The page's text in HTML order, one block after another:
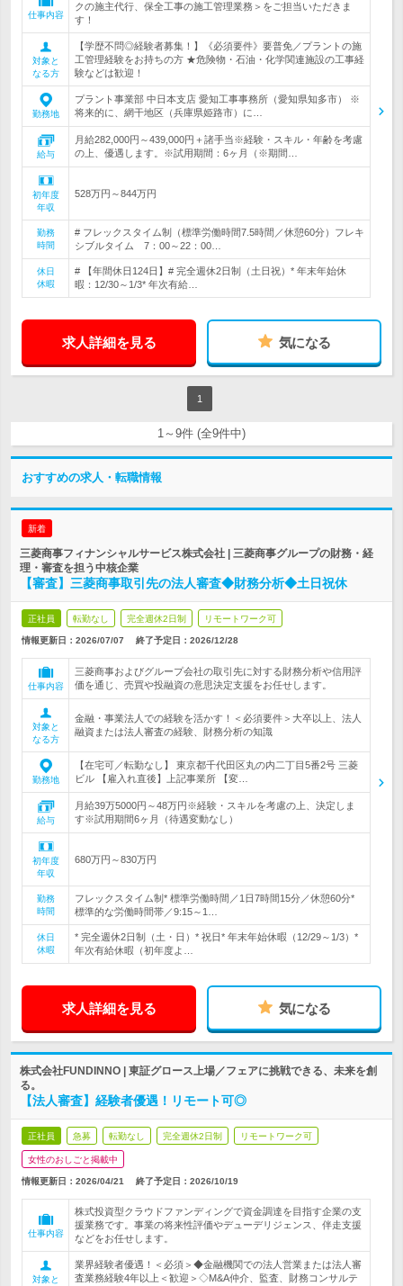
仕事内容
クの施主代行、保全工事の施工管理業務＞をご担当いただきま
す！
対象と
なる方
【学歴不問◎経験者募集！】《必須要件》要普免／プラントの施
工管理経験をお持ちの方 ★危険物・石油・化学関連施設の工事経
験などは歓迎！
勤務地
プラント事業部 中日本支店 愛知工事事務所（愛知県知多市） ※
将来的に、網干地区（兵庫県姫路市）に…
給与
月給282,000円～439,000円＋諸手当※経験・スキル・年齢を考慮
の上、優遇します。※試用期間：6ヶ月（※期間…
初年度
年収
528万円～844万円
勤務
時間
# フレックスタイム制（標準労働時間7.5時間／休憩60分）フレキ
シブルタイム 7：00～22：00…
休日
休暇
# 【年間休日124日】# 完全週休2日制（土日祝）* 年末年始休
暇：12/30～1/3* 年次有給…
求人詳細を見る 気になる
1
1～9件 (全9件中)
おすすめの求人・転職情報
新着
三菱商事フィナンシャルサービス株式会社 | 三菱商事グループの財務・経
理・審査を担う中核企業
【審査】三菱商事取引先の法人審査◆財務分析◆土日祝休
正社員 転勤なし 完全週休2日制 リモートワーク可
情報更新日：2026/07/07 終了予定日： 2026/12/28
仕事内容
三菱商事およびグループ会社の取引先に対する財務分析や信用評
価を通じ、売買や投融資の意思決定支援をお任せします。
対象と
なる方
金融・事業法人での経験を活かす！＜必須要件＞大卒以上、法人
融資または法人審査の経験、財務分析の知識
勤務地
【在宅可／転勤なし】 東京都千代田区丸の内二丁目5番2号 三菱
ビル 【雇入れ直後】上記事業所 【変…
給与
月給39万5000円～48万円※経験・スキルを考慮の上、決定しま
す※試用期間6ヶ月（待遇変動なし）
初年度
年収
680万円～830万円
勤務
時間
フレックスタイム制* 標準労働時間／1日7時間15分／休憩60分*
標準的な労働時間帯／9:15～1…
休日
休暇
* 完全週休2日制（土・日）* 祝日* 年末年始休暇（12/29～1/3）*
年次有給休暇（初年度よ…
求人詳細を見る 気になる
株式会社FUNDINNO | 東証グロース上場／フェアに挑戦できる、未来を創
る。
【法人審査】経験者優遇！リモート可◎
正社員 急募 転勤なし 完全週休2日制 リモートワーク可
女性のおしごと掲載中
情報更新日：2026/04/21 終了予定日： 2026/10/19
仕事内容
株式投資型クラウドファンディングで資金調達を目指す企業の支
援業務です。事業の将来性評価やデューデリジェンス、伴走支援
などをお任せします。
対象と
業界経験者優遇！＜必須＞◆金融機関での法人営業または法人審
査業務経験4年以上＜歓迎＞◇M&A仲介、監査、財務コンサルテ